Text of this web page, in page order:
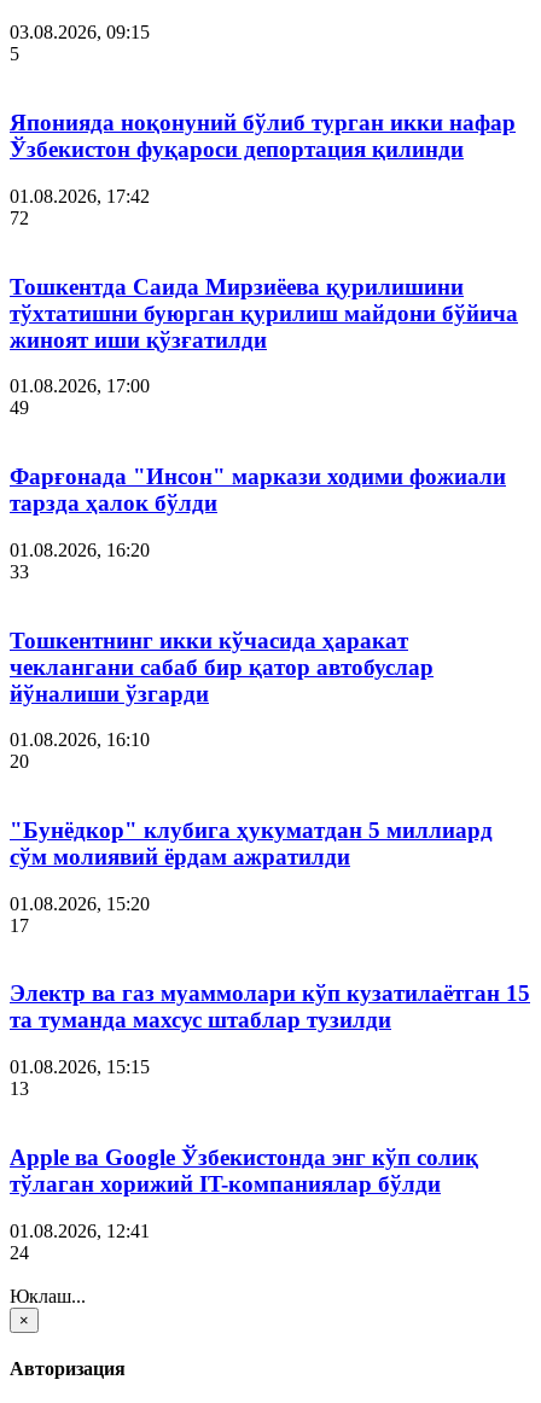
03.08.2026, 09:15
5
Японияда ноқонуний бўлиб турган икки нафар
Ўзбекистон фуқароси депортация қилинди
01.08.2026, 17:42
72
Тошкентда Саида Мирзиёева қурилишини
тўхтатишни буюрган қурилиш майдони бўйича
жиноят иши қўзғатилди
01.08.2026, 17:00
49
Фарғонада "Инсон" маркази ходими фожиали
тарзда ҳалок бўлди
01.08.2026, 16:20
33
Тошкентнинг икки кўчасида ҳаракат
чеклангани сабаб бир қатор автобуслар
йўналиши ўзгарди
01.08.2026, 16:10
20
"Бунёдкор" клубига ҳукуматдан 5 миллиард
сўм молиявий ёрдам ажратилди
01.08.2026, 15:20
17
Электр ва газ муаммолари кўп кузатилаётган 15
та туманда махсус штаблар тузилди
01.08.2026, 15:15
13
Apple ва Google Ўзбекистонда энг кўп солиқ
тўлаган хорижий IT-компаниялар бўлди
01.08.2026, 12:41
24
Юклаш...
×
Авторизация